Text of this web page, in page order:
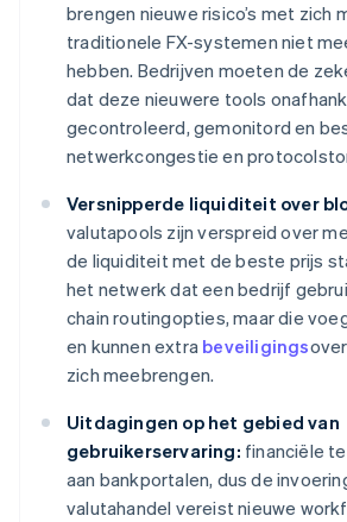
brengen nieuwe risico’s met zich
traditionele FX-systemen niet
hebben. Bedrijven moeten de
dat deze nieuwere tools
gecontroleerd, gemonitord en
netwerkcongestie en
Versnipperde liquiditeit over
valutapools zijn verspreid over
de liquiditeit met de beste prijs
het netwerk dat een bedrijf
chain routingopties, maar die
en kunnen extra beveiligings
zich meebrengen.
Uitdagingen op het gebied van
gebruikerservaring: financiële
aan bankportalen, dus de
valutahandel vereist nieuwe